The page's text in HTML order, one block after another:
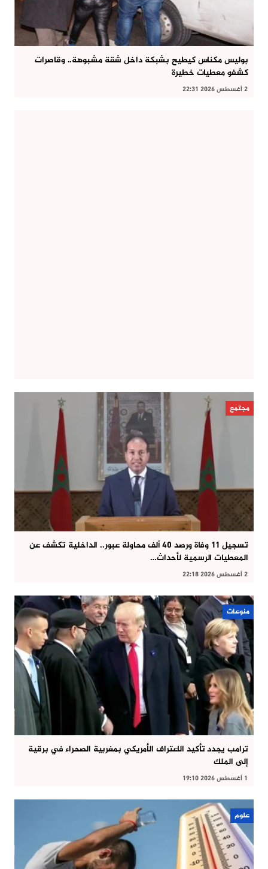
بوليس مكناس كيطيح بشبكة داخل شقة مشبوهة.. وقاصرات
كشفو معطيات خطيرة
2 أغسطس 2026 22:31
مجتمع
تسجيل 11 وفاة ورصد 40 ألف محاولة عبور.. الداخلية تكشف عن
المعطيات الرسمية لأحداث…
2 أغسطس 2026 22:18
منوعات
ترامب يجدد تأكيد الاعتراف الأمريكي بمغربية الصحراء في برقية
إلى الملك
1 أغسطس 2026 19:10
علوم